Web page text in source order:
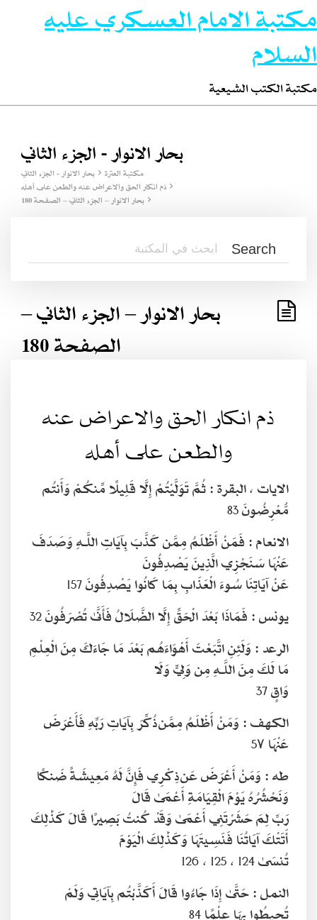
مكتبة الامام العسكري عليه
السلام
مكتبة الكتب الشيعية
بحار الانوار - الجزء الثاني
مكتبة العترة
بحار الانوار - الجزء الثاني
ذم انكار الحق والاعراض عنه والطعن على أهله
بحار الانوار – الجزء الثاني – الصفحة 180
بحار الانوار – الجزء الثاني –
الصفحة 180
ذم انكار الحق والاعراض عنه
والطعن على أهله
الايات ، البقرة :ثُمَّ تَوَلَّيْتُمْ إِلَّا قَلِيلًا مِّنكُمْ وَأَنتُم
مُّعْرِضُونَ
الانعام :فَمَنْ أَظْلَمُ مِمَّن كَذَّبَ بِآيَاتِ اللَّـهِ وَصَدَفَ
عَنْهَا سَنَجْزِي الَّذِينَ يَصْدِفُونَ
عَنْ آيَاتِنَا سُوءَ الْعَذَابِ بِمَا كَانُوا يَصْدِفُونَ
يونس :فَمَاذَا بَعْدَ الْحَقِّ إِلَّا الضَّلَالُ فَأَنَّىٰ تُصْرَفُونَ
الرعد :وَلَئِنِ اتَّبَعْتَ أَهْوَاءَهُم بَعْدَ مَا جَاءَكَ مِنَ الْعِلْمِ
مَا لَكَ مِنَ اللَّـهِ مِن وَلِيٍّ وَلَا
وَاقٍ
الكهف :وَمَنْ أَظْلَمُ مِمَّن ذُكِّرَ بِآيَاتِ رَبِّهِ فَأَعْرَضَ
عَنْهَا
طه :وَمَنْ أَعْرَضَ عَن ذِكْرِي فَإِنَّ لَهُ مَعِيشَةً ضَنكًا
وَنَحْشُرُهُ يَوْمَ الْقِيَامَةِ أَعْمَىٰ قَالَ
رَبِّ لِمَ حَشَرْتَنِي أَعْمَىٰ وَقَدْ كُنتُ بَصِيرًا قَالَ كَذَٰلِكَ
أَتَتْكَ آيَاتُنَا فَنَسِيتَهَا وَكَذَٰلِكَ الْيَوْمَ
تُنسَىٰ
النمل :حَتَّىٰ إِذَا جَاءُوا قَالَ أَكَذَّبْتُم بِآيَاتِي وَلَمْ
تُحِيطُوا بِهَا عِلْمًا